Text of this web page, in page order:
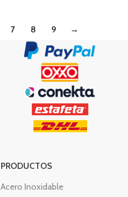
7 8 9 →
PRODUCTOS
Acero Inoxidable